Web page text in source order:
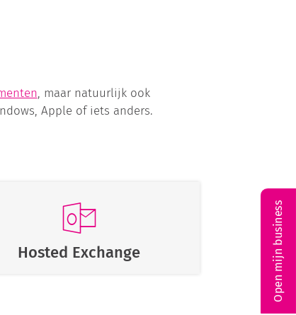
, maar natuurlijk ook
Apple of iets anders.
Hosted Exchange Open mijn business